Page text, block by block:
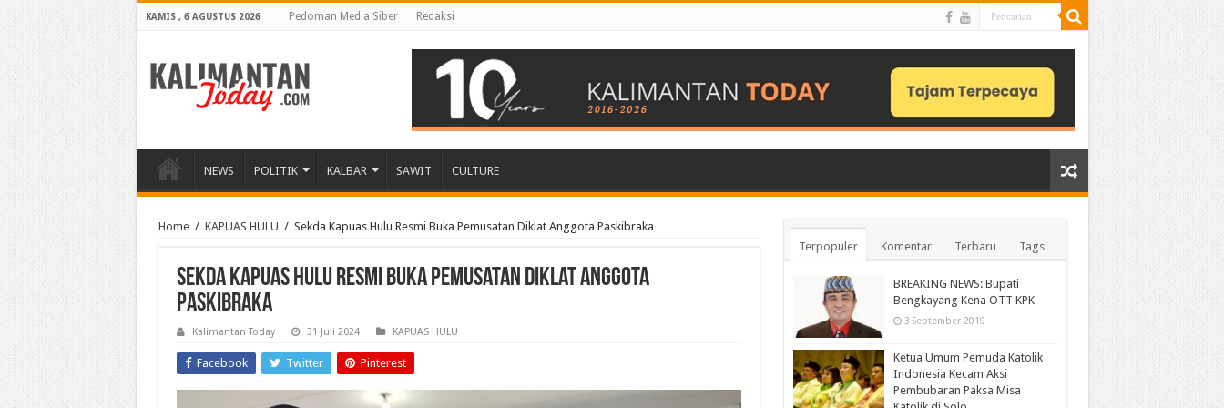
KAMIS , 6 AGUSTUS 2026 Pedoman Media Siber Redaksi
NEWS POLITIK KALBAR SAWIT CULTURE
Home / KAPUAS HULU / Sekda Kapuas Hulu Resmi Buka Pemusatan Diklat Anggota Paskibraka
Sekda Kapuas Hulu Resmi Buka Pemusatan Diklat Anggota
Paskibraka
Kalimantan Today 31 Juli 2024 KAPUAS HULU
Facebook Twitter Pinterest
Terpopuler Komentar Terbaru Tags
BREAKING NEWS: Bupati
Bengkayang Kena OTT KPK
3 September 2019
Ketua Umum Pemuda Katolik
Indonesia Kecam Aksi
Pembubaran Paksa Misa